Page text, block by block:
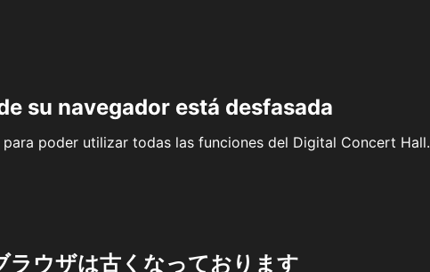
su navegador está desfasada
poder utilizar todas las funciones del Digital Concert Hall.
ラウザは古くなっております